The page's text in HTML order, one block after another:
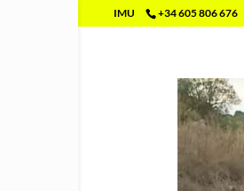
IMU +34 605 806 676